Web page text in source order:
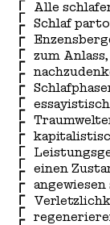
Alle
Schlaf
zum
einen